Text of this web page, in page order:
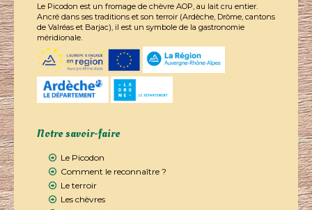
Le Picodon est un fromage de chèvre AOP, au lait cru entier.
Ancré dans ses traditions et son terroir (Ardèche, Drôme, cantons
de Valréas et Barjac), il est un symbole de la gastronomie
méridionale.
Notre savoir-faire
Le Picodon
Comment le reconnaître ?
Le terroir
Les chèvres